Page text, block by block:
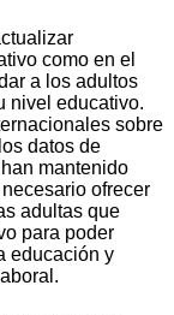
como en el
a los adultos
nivel educativo.
sobre
datos de
mantenido
ofrecer
adultas que
para poder
educación y